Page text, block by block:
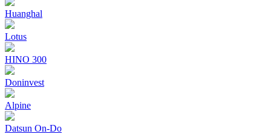
Huanghal
Lotus
HINO 300
Doninvest
Alpine
Datsun On-Do